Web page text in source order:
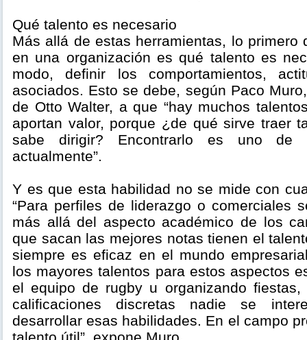
Qué talento es necesario
Más allá de estas herramientas, lo primero
en una organización es qué talento es
modo, definir los comportamientos,
asociados. Esto se debe, según Paco
de Otto Walter, a que “hay muchos
aportan valor, porque ¿de qué sirve traer
sabe dirigir? Encontrarlo es uno de
actualmente”.
Y es que esta habilidad no se mide con
“Para perfiles de liderazgo o comerciales
más allá del aspecto académico de los
que sacan las mejores notas tienen el
siempre es eficaz en el mundo
los mayores talentos para estos aspectos
el equipo de rugby u organizando fiestas,
calificaciones discretas nadie se
desarrollar esas habilidades. En el campo